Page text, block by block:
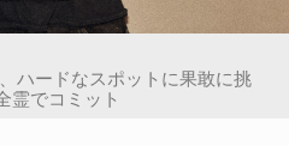
ハードなスポットに果敢に挑
霊でコミット